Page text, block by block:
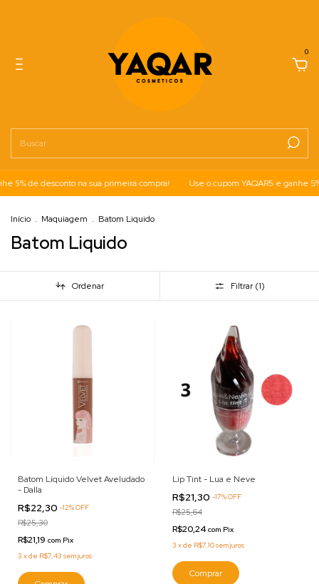
0
5% de desconto na sua primeira compra! Use o cupom YAQAR5 e ganhe
Início . Maquiagem . Batom Liquido
Batom Liquido
Ordenar Filtrar (1)
Batom Líquido Velvet Aveludado
- Dalla
R$22,30 -12%OFF
R$25,30
R$21,19 com Pix
3 xde R$7,43 sem juros
Lip Tint - Lua e Neve
R$21,30 -17%OFF
R$25,64
R$20,24 com Pix
3 xde R$7,10sem juros
Comprar